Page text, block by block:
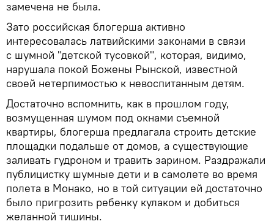
замечена не была.
Зато российская блогерша активно
интересовалась латвийскими законами в связи
с шумной "детской тусовкой", которая, видимо,
нарушала покой Божены Рынской, известной
своей нетерпимостью к невоспитанным детям.
Достаточно вспомнить, как в прошлом году,
возмущенная шумом под окнами съемной
квартиры, блогерша предлагала строить детские
площадки подальше от домов, а существующие
заливать гудроном и травить зарином. Раздражали
публицистку шумные дети и в самолете во время
полета в Монако, но в той ситуации ей достаточно
было пригрозить ребенку кулаком и добиться
желанной тишины.